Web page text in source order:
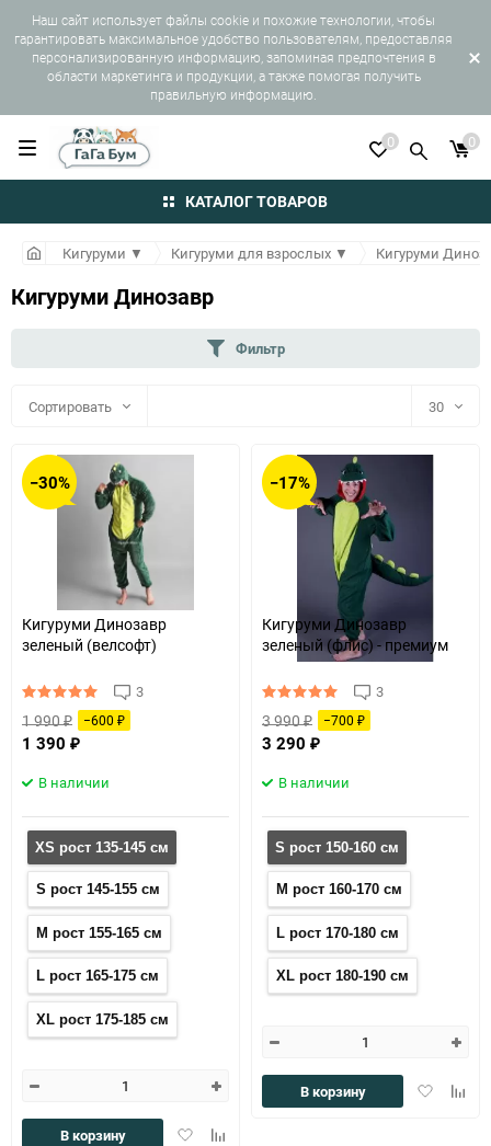
Наш сайт использует файлы cookie и похожие технологии, чтобы
гарантировать максимальное удобство пользователям, предоставляя
персонализированную информацию, запоминая предпочтения в
области маркетинга и продукции, а также помогая получить
правильную информацию.
КАТАЛОГ ТОВАРОВ
0 0
Кигуруми ▼ Кигуруми для взрослых ▼ Кигуруми
Кигуруми Динозавр
Фильтр
Сортировать 30
−30%
Кигуруми Динозавр
зеленый (велсофт)
3
1 990₽ −600 ₽
1 390 ₽
В наличии
XS рост 135-145 см
S рост 145-155 см
M рост 155-165 см
L рост 165-175 см
XL рост 175-185 см
ДобавитьДобавить
В корзину
−17%
Кигуруми Динозавр
зеленый (флис) - премиум
3
3 990₽ −700 ₽
3 290 ₽
В наличии
S рост 150-160 см
M рост 160-170 см
L рост 170-180 см
XL рост 180-190 см
Добавить
В корзину